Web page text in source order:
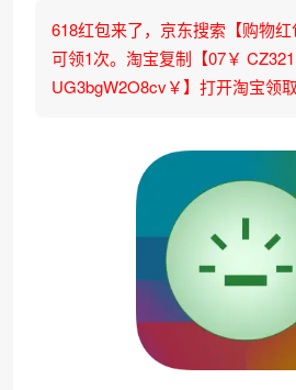
618红包来了，京东搜索【购物
可领1次。淘宝复制【07￥ CZ321
UG3bgW2O8cv￥】打开淘宝领